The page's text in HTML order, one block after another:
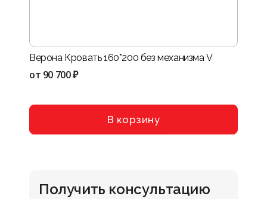
Верона Кровать 160*200 без механизма V
от 90 700 ₽
В корзину
Получить консультацию